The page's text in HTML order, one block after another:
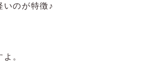
いのが特徴♪
。